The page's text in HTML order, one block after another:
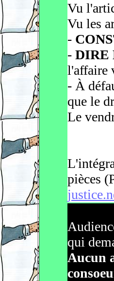
Vu
Vu les
-
- DIRE
l'affaire
- À
que le
Le
pièces
qui
Aucun